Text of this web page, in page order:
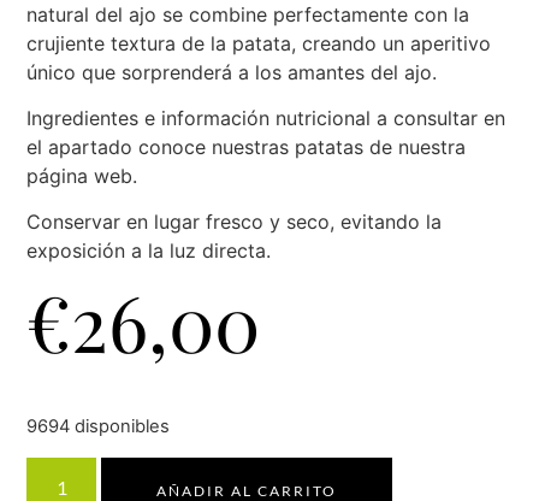
natural del ajo se combine perfectamente con la
crujiente textura de la patata, creando un aperitivo
único que sorprenderá a los amantes del ajo.
Ingredientes e información nutricional a consultar en
el apartado conoce nuestras patatas de nuestra
página web.
Conservar en lugar fresco y seco, evitando la
exposición a la luz directa.
€26,00
9694 disponibles
AÑADIR AL CARRITO